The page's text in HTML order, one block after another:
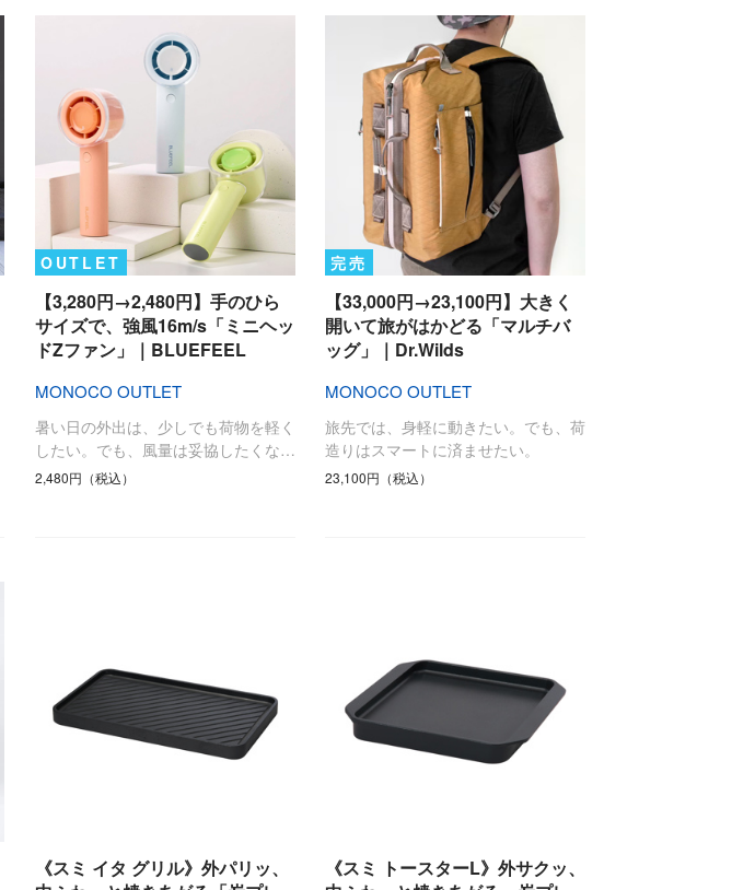
OUTLET
【3,280円→2,480円】手のひら
サイズで、強風16m/s「ミニヘッ
ドZファン」｜BLUEFEEL
MONOCO OUTLET
暑い日の外出は、少しでも荷物を軽く
したい。でも、風量は妥協したくな…
2,480円（税込）
完売
【33,000円→23,100円】大きく
開いて旅がはかどる「マルチバ
ッグ」｜Dr.Wilds
MONOCO OUTLET
旅先では、身軽に動きたい。でも、荷
造りはスマートに済ませたい。
23,100円（税込）
《スミ イタ グリル》外パリッ、
《スミ トースターL》外サクッ、